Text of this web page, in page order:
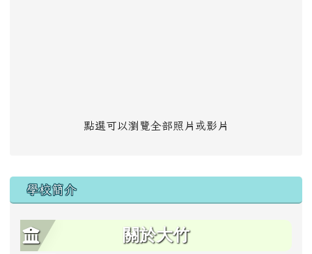
點選可以瀏覽全部照片或影片
學校簡介
關於大竹